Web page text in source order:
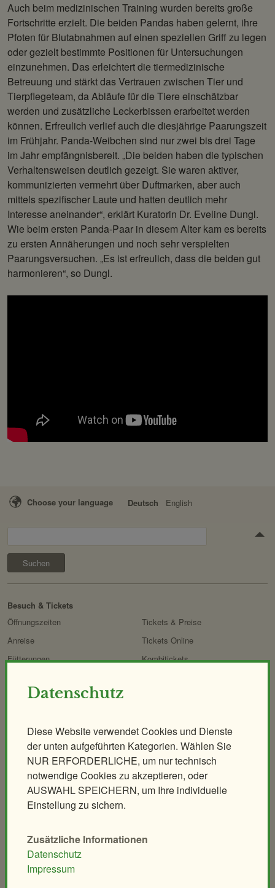
Auch beim medizinischen Training wurden bereits große
Fortschritte erzielt. Die beiden Pandas haben gelernt, ihre
Pfoten für Blutabnahmen auf einen speziellen Griff zu legen
oder gezielt bestimmte Positionen für Untersuchungen
einzunehmen. Das erleichtert die tiermedizinische
Betreuung und stärkt das Vertrauen zwischen Tier und
Tierpflegeteam, da Abläufe für die Tiere einschätzbar
werden und zusätzliche Leckerbissen erarbeitet werden
können. Erfreulich verlief auch die diesjährige Paarungszeit
im Frühjahr. Panda-Weibchen sind nur zwei bis drei Tage
im Jahr empfängnisbereit. „Die beiden haben die typischen
Verhaltensweisen deutlich gezeigt. Sie waren aktiver,
kommunizierten vermehrt über Duftmarken, aber auch
mittels spezifischer Laute und hatten deutlich mehr
Interesse aneinander“, erklärt Kuratorin Dr. Eveline Dungl.
Wie beim ersten Panda-Paar in diesem Alter kam es bereits
zu ersten Annäherungen und noch sehr verspielten
Paarungsversuchen. „Es ist erfreulich, dass die beiden gut
harmonieren“, so Dungl.
Datenschutz
Diese Website verwendet Cookies und Dienste
der unten aufgeführten Kategorien. Wählen Sie
NUR ERFORDERLICHE, um nur technisch
notwendige Cookies zu akzeptieren, oder
AUSWAHL SPEICHERN, um Ihre individuelle
Einstellung zu sichern.
Zusätzliche Informationen
Datenschutz
Impressum
Choose your language Deutsch English
Besuch & Tickets
Öffnungszeiten
Anreise
Fütterungen
ZOOcard
Tickets & Preise
Tickets Online
Kombitickets
Erlebnis
Führungen
Themenführungen
Abendführung
Backstage-Tour
Erlebnisgutscheine
Aqua-Forschungsstation
Workshops
Pflegen & Fegen
Artenschutz
Forschung